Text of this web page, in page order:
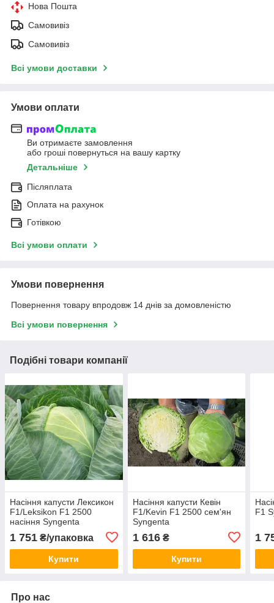
Нова Пошта
Самовивіз
Самовивіз
Всі умови доставки
Умови оплати
Ви отримаєте замовлення
або гроші повернуться на вашу картку
Детальніше
Післяплата
Оплата на рахунок
Готівкою
Всі умови оплати
Умови повернення
Повернення товару впродовж 14 днів за домовленістю
Всі умови повернення
Подібні товари компанії
Насіння капусти Лексикон
F1/Leksikon F1 2500
насіння Syngenta
1 751 ₴/упаковка
Купити
Насіння капусти Кевін
F1/Kevin F1 2500 cем'ян
Syngenta
1 616₴
Купити
F1
1
Про нас